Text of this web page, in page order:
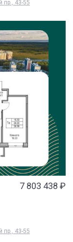
пр., 43-55
7 803 438 ₽
пр., 43-55